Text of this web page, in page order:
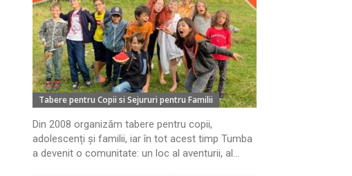
Tabere pentru Copii si Sejururi pentru Familii
Din 2008 organizăm tabere pentru copii,
adolescenți și familii, iar în tot acest timp Tumba
a devenit o comunitate: un loc al aventurii, al...